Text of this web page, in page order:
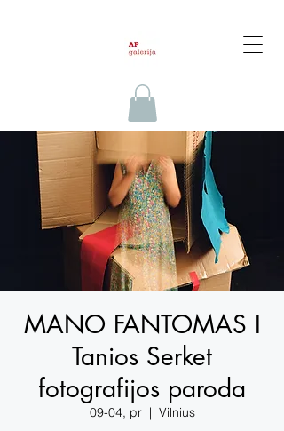
MANO FANTOMAS I
Tanios Serket
fotografijos paroda
09-04, pr
  |
Vilnius